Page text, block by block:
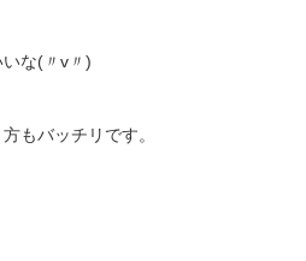
な(〃v〃)
もバッチリです。